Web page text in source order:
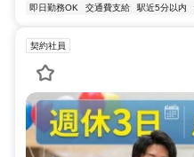
即日勤務OK 交通費支給 駅近5分以内
契約社員